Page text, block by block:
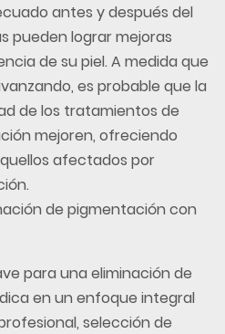
antes y después del
pueden lograr mejoras
de su piel. A medida que
es probable que la
de los tratamientos de
mejoren, ofreciendo
afectados por
para una eliminación de
en un enfoque integral
selección de